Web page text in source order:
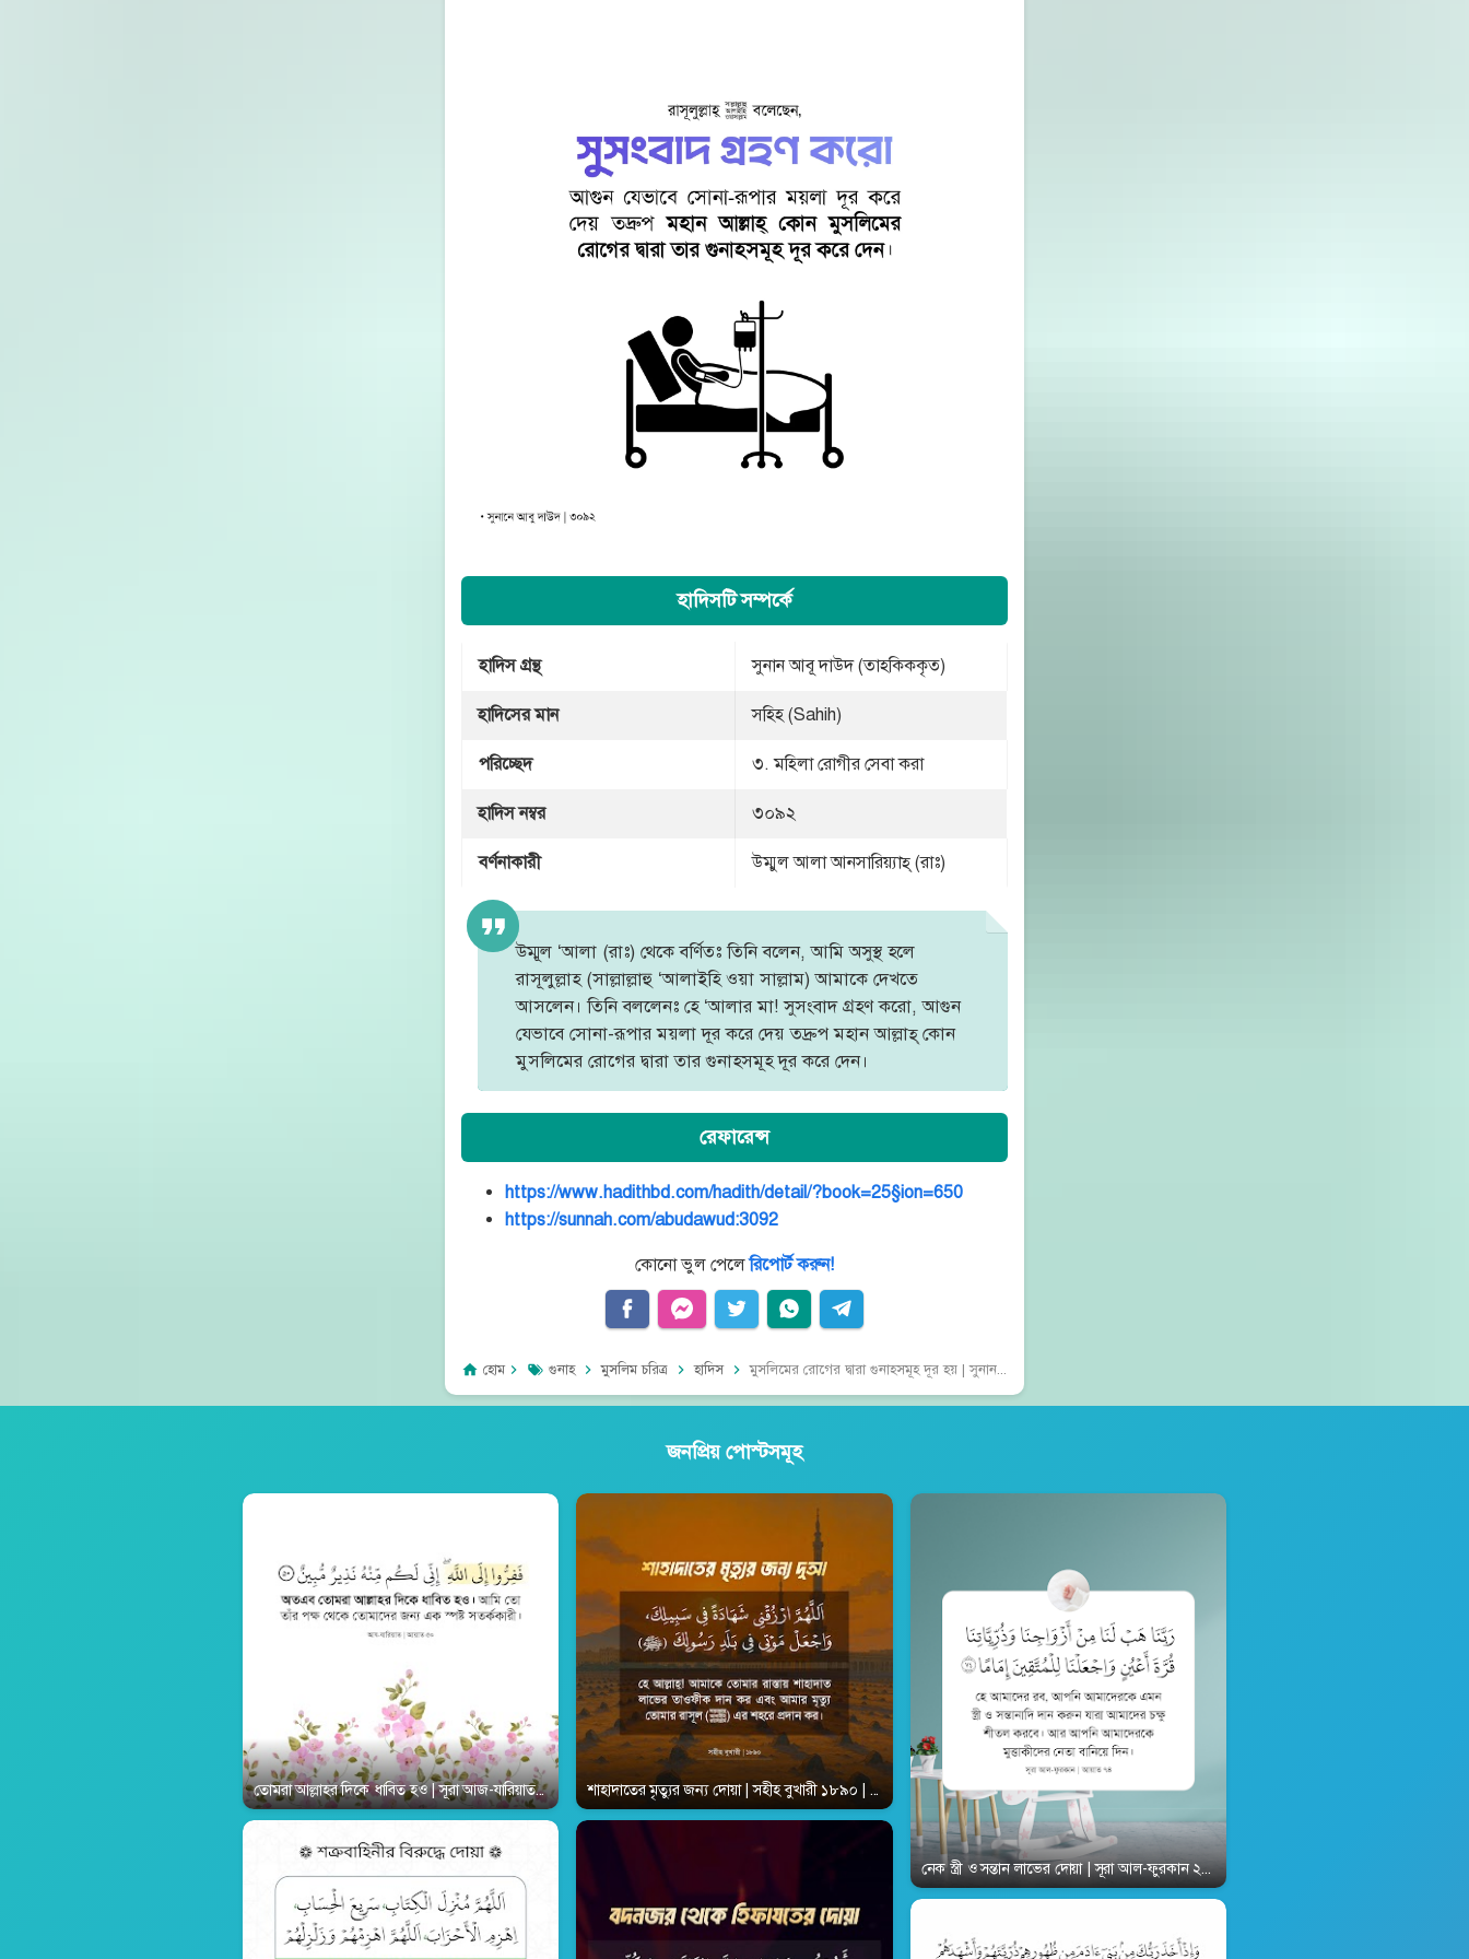
হাদিসটি সম্পর্কে
হাদিস গ্রন্থ সুনান আবূ দাউদ (তাহকিককৃত)
হাদিসের মান সহিহ (Sahih)
পরিচ্ছেদ ৩. মহিলা রোগীর সেবা করা
হাদিস নম্বর ৩০৯২
বর্ণনাকারী উম্মুল আলা আনসারিয়্যাহ্ (রাঃ)
উম্মূল ‘আলা (রাঃ) থেকে বর্ণিতঃ তিনি বলেন, আমি অসুস্থ হলে
রাসূলুল্লাহ (সাল্লাল্লাহু ‘আলাইহি ওয়া সাল্লাম) আমাকে দেখতে
আসলেন। তিনি বললেনঃ হে ‘আলার মা! সুসংবাদ গ্রহণ করো, আগুন
যেভাবে সোনা-রূপার ময়লা দূর করে দেয় তদ্রুপ মহান আল্লাহ্ কোন
মুসলিমের রোগের দ্বারা তার গুনাহসমূহ দূর করে দেন।
রেফারেন্স
https://www.hadithbd.com/hadith/detail/?book=25§ion=650
https://sunnah.com/abudawud:3092
কোনো ভুল পেলেরিপোর্ট করুন!
হোম গুনাহ মুসলিম চরিত্র হাদিস মুসলিমের রোগের দ্বারা গুনাহসমূহ দূর হয় | সুনান আবূ দাউদ ৩০৯২ | Sunan-Abu-Dawood 3092
জনপ্রিয় পোস্টসমূহ
তোমরা আল্লাহর দিকে ধাবিত হও | সূরা আজ-যারিয়াত ৫১:৫০ | Surah Adh-Dhariyat 51:50শাহাদাতের মৃত্যুর জন্য দোয়া | সহীহ বুখারী ১৮৯০ | Sahih-Al-Bukhari 1890
নেক স্ত্রী ও সন্তান লাভের দোয়া | সূরা আল-ফুরকান ২৫:৭৪ | Surah Al-Furqan 25:74